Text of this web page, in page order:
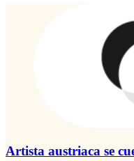
Artista austriaca se